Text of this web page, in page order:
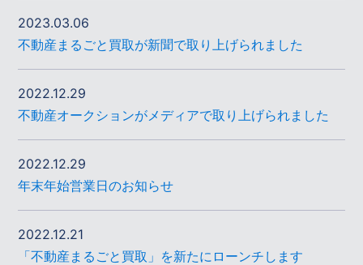
2023.03.06
不動産まるごと買取が新聞で取り上げられました
2022.12.29
不動産オークションがメディアで取り上げられました
2022.12.29
年末年始営業日のお知らせ
2022.12.21
「不動産まるごと買取」を新たにローンチします